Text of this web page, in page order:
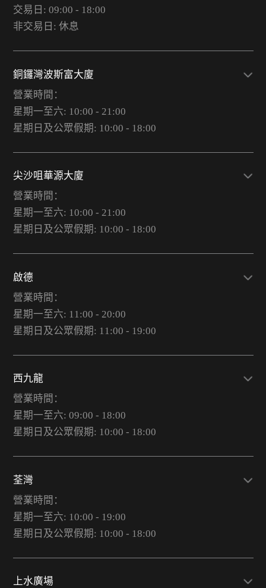
交易日: 09:00 - 18:00
非交易日: 休息
銅鑼灣波斯富大廈
營業時間：
星期一至六: 10:00 - 21:00
星期日及公眾假期: 10:00 - 18:00
尖沙咀華源大廈
營業時間：
星期一至六: 10:00 - 21:00
星期日及公眾假期: 10:00 - 18:00
啟德
營業時間：
星期一至六: 11:00 - 20:00
星期日及公眾假期: 11:00 - 19:00
西九龍
營業時間：
星期一至六: 09:00 - 18:00
星期日及公眾假期: 10:00 - 18:00
荃灣
營業時間：
星期一至六: 10:00 - 19:00
星期日及公眾假期: 10:00 - 18:00
上水廣場